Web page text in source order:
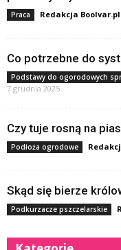
Praca Redakcja Boolvar.pl
Co potrzebne do
Podstawy do ogorodowych
7 grudnia 2025
Czy tuje rosną na
Podłoża ogrodowe
Skąd się bierze
Podkurzacze pszczelarskie